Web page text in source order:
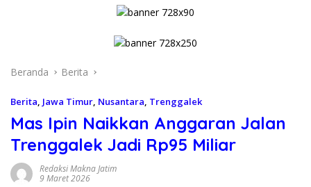
Beranda Berita
Berita Jawa Timur Nusantara Trenggalek
Mas Ipin Naikkan Anggaran Jalan
Trenggalek Jadi Rp95 Miliar
Redaksi Makna Jatim
9 Maret 2026